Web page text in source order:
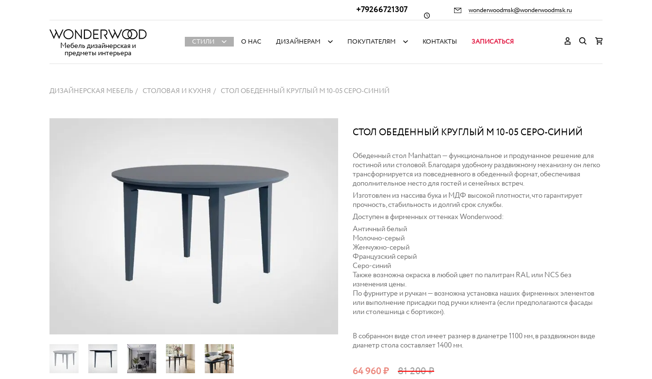
+79266721307 wonderwoodmsk@wonderwoodmsk.ru
Мебель дизайнерская и
предметы интерьера
СТИЛИ О НАС ДИЗАЙНЕРАМ ПОКУПАТЕЛЯМ КОНТАКТЫ ЗАПИСАТЬСЯ
ДИЗАЙНЕРСКАЯ МЕБЕЛЬ СТОЛОВАЯ И КУХНЯ СТОЛ ОБЕДЕННЫЙ КРУГЛЫЙ M 10-05 СЕРО-СИНИЙ
СТОЛ ОБЕДЕННЫЙ КРУГЛЫЙ M 10-05 СЕРО-СИНИЙ
Обеденный стол Manhattan — функциональное и продуманное решение для
гостиной или столовой. Благодаря удобному раздвижному механизму он легко
трансформируется из повседневного в обеденный формат, обеспечивая
дополнительное место для гостей и семейных встреч.
Изготовлен из массива бука и МДФ высокой плотности, что гарантирует
прочность, стабильность и долгий срок службы.
Доступен в фирменных оттенках Wonderwood:
Античный белый
Молочно‑серый
Жемчужно‑серый
Французский серый
Серо‑синий
Также возможна окраска в любой цвет по палитрам RAL или NCS без
изменения цены.
По фурнитуре и ручкам — возможна установка наших фирменных элементов
или выполнение присадки под ручки клиента (если предполагаются фасады
или столешница с бортиком).
В собранном виде стол имеет размер в диаметре 1100 мм, в раздвижном виде
диаметр стола составляет 1400 мм.
64 960₽ 81 200₽